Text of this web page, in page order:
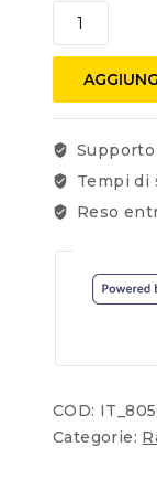
Tempi di
Reso
COD:
Categorie: